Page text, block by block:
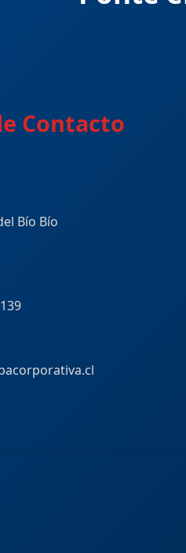
Contacto
Bío Bío